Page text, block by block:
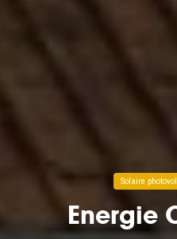
Solaire
Energie